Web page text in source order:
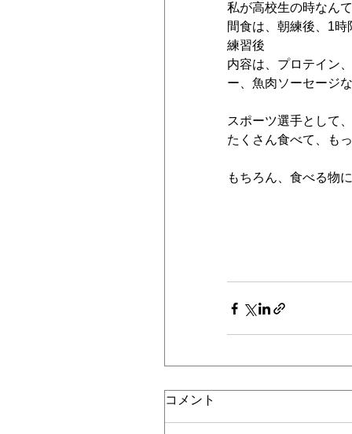
私が高校生の時なん
間食は、朝練後、1
練習後
内容は、プロテイン
ー、魚肉ソーセージ
スポーツ選手として
たくさん食べて、も
もちろん、食べる物
コメント